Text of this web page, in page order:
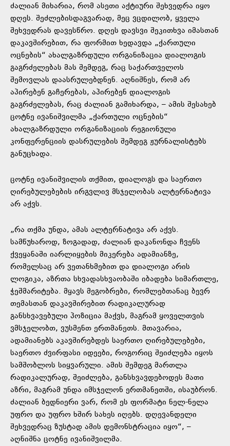
ძალიან მიხარია, რომ ასეთი აქტიური შეხვედრა იყო
დღეს. შეძლებისდაგვარად, მეც ვცდილობ, ყველა
შეხვედრას დავესწრო. დღეს დავსვი შეკითხვა იმასთან
დაკავშირებით, რა ფორმით ხედავდა „ქართული
ოცნების“ ახალგაზრდული ორგანიზაცია დიალოგის
გაგრძელებას მას შემდეგ, რაც საქართველოს
შემოვლას დაასრულებდნენ. აღნიშნეს, რომ არ
აპირებენ გაჩერებას, აპირებენ დიალოგის
გაგრძელებას, რაც ძალიან გამიხარდა, – ამის შესახებ
ცოტნე ივანიშვილმა „ქართული ოცნების“
ახალგაზრდული ორგანიზაციის რეგიონული
კონფერენციის დასრულების შემდეგ ჟურნალისტებს
განუცხადა.
ცოტნე ივანიშვილის თქმით, დიალოგს და საერთო
ღირებულებების ირგვლივ მსჯელობას ალტერნატივა
არ აქვს.
„რა თქმა უნდა, ამას ალტერნატივა არ აქვს.
სამწუხაროდ, ზოგადად, ძალიან დაკანონდა ჩვენს
ქვეყანაში იარლიყების მიკერება ადამიანზე,
რომელსაც არ ვეთანხმებით და დიალოგი არის
ლოგიკა, აზრთა სხვადასხვაობაში იბადება სიმართლე,
ჭეშმარიტება. მყავს მეგობრები, რომლებთანაც ბევრ
თემასთან დაკავშირებით რადიკალურად
განსხვავებული პოზიცია მაქვს, მაგრამ ყოველთვის
ვმსჯელობთ, ვუსმენთ ერთმანეთს. მთავარია,
ადამიანებს აკავშირებდეს საერთო ღირებულებები,
საერთო ძვირფასი იდეები, როგორიც შეიძლება იყოს
სამშობლოს სიყვარული. ამის შემდეგ მართლა
რადიკალურად, შეიძლება, განსხვავდებოდეს მათი
აზრი, მაგრამ უნდა იმსჯელონ ერთმანეთში, ისაუბრონ.
ძალიან ბედნიერი ვარ, რომ ეს ფორმატი ნელ-ნელა
უფრო და უფრო ხშირ სახეს იღებს. დღევანდელი
შეხვედრაც ზუსტად ამის დემონსტრაცია იყო“, –
აღნიშნა ცოტნე ივანიშვილმა.